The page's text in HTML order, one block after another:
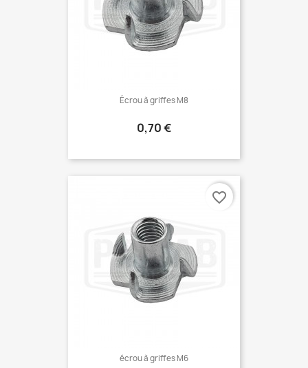
Écrou à griffes M8
Prix
0,70 €
écrou à griffes M6
favorite_border